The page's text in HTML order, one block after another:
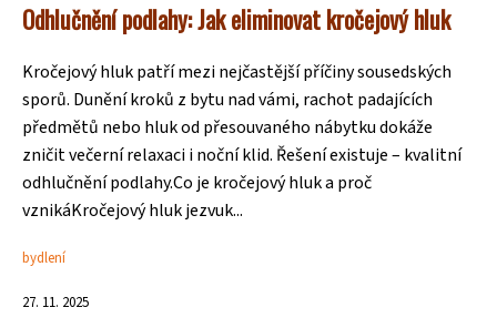
Odhlučnění podlahy: Jak eliminovat kročejový hluk
Kročejový hluk patří mezi nejčastější příčiny sousedských
sporů. Dunění kroků z bytu nad vámi, rachot padajících
předmětů nebo hluk od přesouvaného nábytku dokáže
zničit večerní relaxaci i noční klid. Řešení existuje – kvalitní
odhlučnění podlahy.Co je kročejový hluk a proč
vznikáKročejový hluk jezvuk...
bydlení
27. 11. 2025